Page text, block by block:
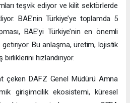
teşvik ediyor ve kilit sektörlerde
BAE’nin Türkiye’ye toplamda 5
BAE’yi Türkiye’nin en önemli
getiriyor. Bu anlaşma, üretim, lojistik
hızlandırıyor.
çeken DAFZ Genel Müdürü Amna
girişimcilik ekosistemi, küresel